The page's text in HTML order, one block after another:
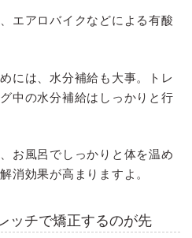
エアロバイクなどによる有酸
には、水分補給も大事。トレ
中の水分補給はしっかりと行
お風呂でしっかりと体を温め
消効果が高まりますよ。
ッチで矯正するのが先